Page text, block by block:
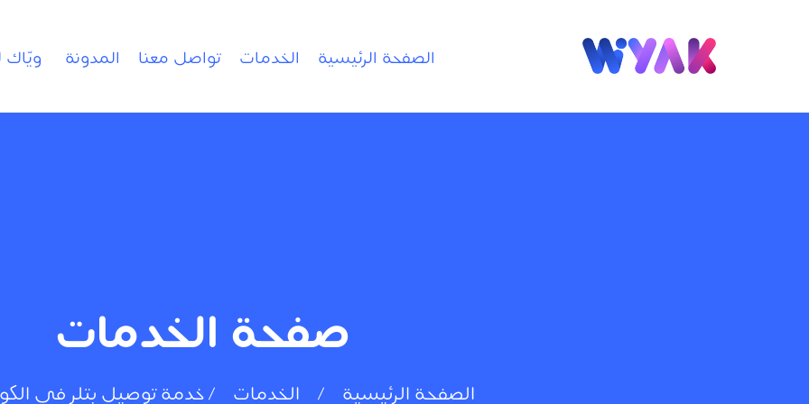
الصفحة الرئيسية الخدمات تواصل معنا المدونة ويّاك
صفحة الخدمات
الصفحة الرئيسية الخدمات خدمة توصيل بتلر في